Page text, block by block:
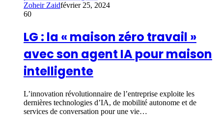
Zoheir Zaidfévrier 25, 2024
60
LG : la « maison zéro travail »
avec son agent IA pour maison
intelligente
L’innovation révolutionnaire de l’entreprise exploite les
dernières technologies d’IA, de mobilité autonome et de
services de conversation pour une vie…